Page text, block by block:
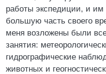
работы экспедиции, и
большую часть своего
меня возложены были
занятия:
гидрографические
животных и